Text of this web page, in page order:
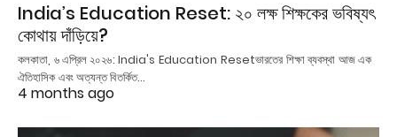
India’s Education Reset: ২০ লক্ষ শিক্ষকের ভবিষ্যৎ
কোথায় দাঁড়িয়ে?
কলকাতা, ৬ এপ্রিল ২০২৬: India's Education Resetভারতের শিক্ষা ব্যবস্থা আজ এক
ঐতিহাসিক এবং অত্যন্ত বিতর্কিত…
4 months ago